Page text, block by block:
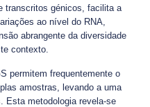
transcritos génicos, facilita a
ao nível do RNA,
abrangente da diversidade
contexto.
permitem frequentemente o
amostras, levando a uma
Esta metodologia revela-se